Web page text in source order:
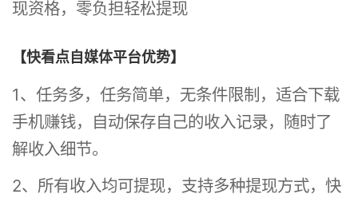
现资格，零负担轻松提现
【快看点自媒体平台优势】
1、任务多，任务简单，无条件限制，适合下载
手机赚钱，自动保存自己的收入记录，随时了
解收入细节。
2、所有收入均可提现，支持多种提现方式，快